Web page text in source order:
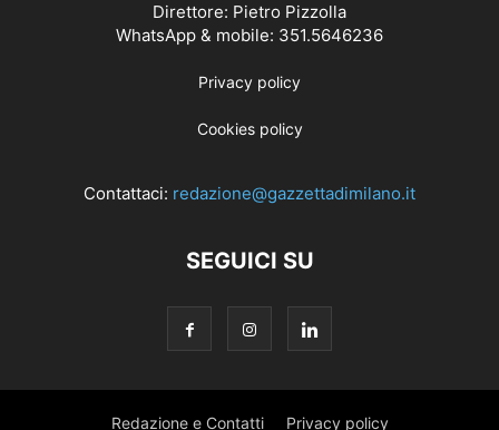
Direttore: Pietro Pizzolla
WhatsApp & mobile: 351.5646236
Privacy policy
Cookies policy
Contattaci: redazione@gazzettadimilano.it
SEGUICI SU
Redazione e Contatti Privacy policy